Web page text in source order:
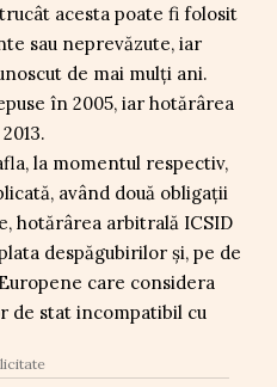
acesta poate fi folosit
sau neprevăzute, iar
de mai mulți ani.
în 2005, iar hotărârea
la momentul respectiv,
având două obligații
hotărârea arbitrală ICSID
despăgubirilor și, pe de
care considera
de stat incompatibil cu